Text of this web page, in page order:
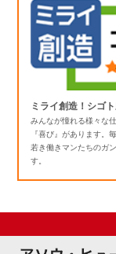
ミライ創造！シゴ
みんなが憧れる様々な
『喜び』があります。
若き働きマンたちのガ
す。